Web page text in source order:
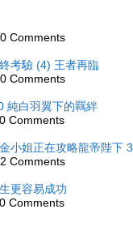
Comments
考驗 (4) 王者再臨
Comments
純白羽翼下的羈絆
Comments
小姐正在攻略龍帝陛下 3
Comments
更容易成功
Comments